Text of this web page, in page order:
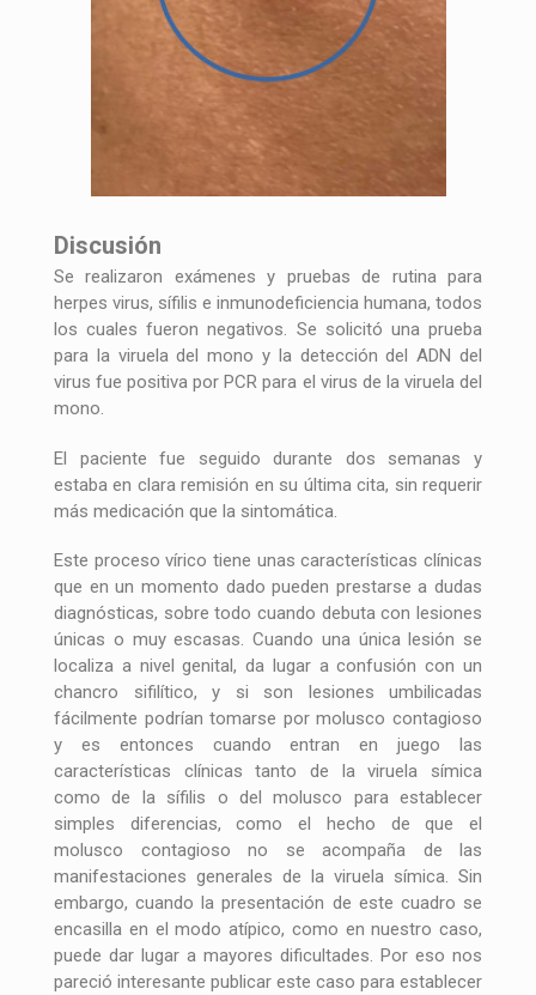
Discusión
Se realizaron exámenes y pruebas de rutina para
herpes virus, sífilis e inmunodeficiencia humana, todos
los cuales fueron negativos. Se solicitó una prueba
para la viruela del mono y la detección del ADN del
virus fue positiva por PCR para el virus de la viruela del
mono.
El paciente fue seguido durante dos semanas y
estaba en clara remisión en su última cita, sin requerir
más medicación que la sintomática.
Este proceso vírico tiene unas características clínicas
que en un momento dado pueden prestarse a dudas
diagnósticas, sobre todo cuando debuta con lesiones
únicas o muy escasas. Cuando una única lesión se
localiza a nivel genital, da lugar a confusión con un
chancro sifilítico, y si son lesiones umbilicadas
fácilmente podrían tomarse por molusco contagioso
y es entonces cuando entran en juego las
características clínicas tanto de la viruela símica
como de la sífilis o del molusco para establecer
simples diferencias, como el hecho de que el
molusco contagioso no se acompaña de las
manifestaciones generales de la viruela símica. Sin
embargo, cuando la presentación de este cuadro se
encasilla en el modo atípico, como en nuestro caso,
puede dar lugar a mayores dificultades. Por eso nos
pareció interesante publicar este caso para establecer